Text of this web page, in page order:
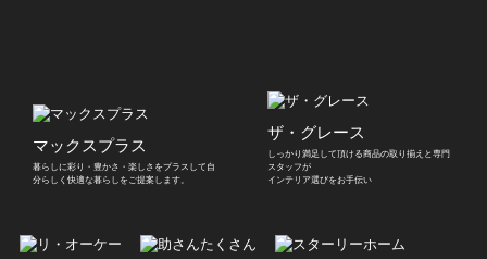
マックスプラス
暮らしに彩り・豊かさ・楽しさをプラスして 自
分らしく快適な暮らしをご提案します。
ザ・グレース
しっかり満足して頂ける商品の取り揃えと 専門
スタッフが
インテリア選びをお手伝い